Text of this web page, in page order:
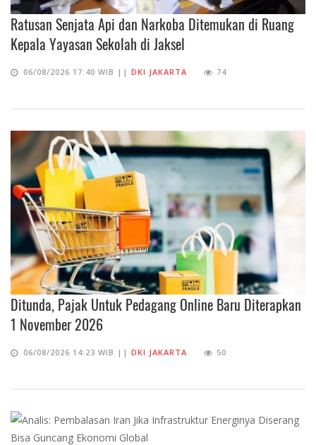
Ratusan Senjata Api dan Narkoba Ditemukan di Ruang
Kepala Yayasan Sekolah di Jaksel
06/08/2026 17:40 WIB || DKI JAKARTA 74
Ditunda, Pajak Untuk Pedagang Online Baru Diterapkan
1 November 2026
06/08/2026 14:23 WIB || DKI JAKARTA 50